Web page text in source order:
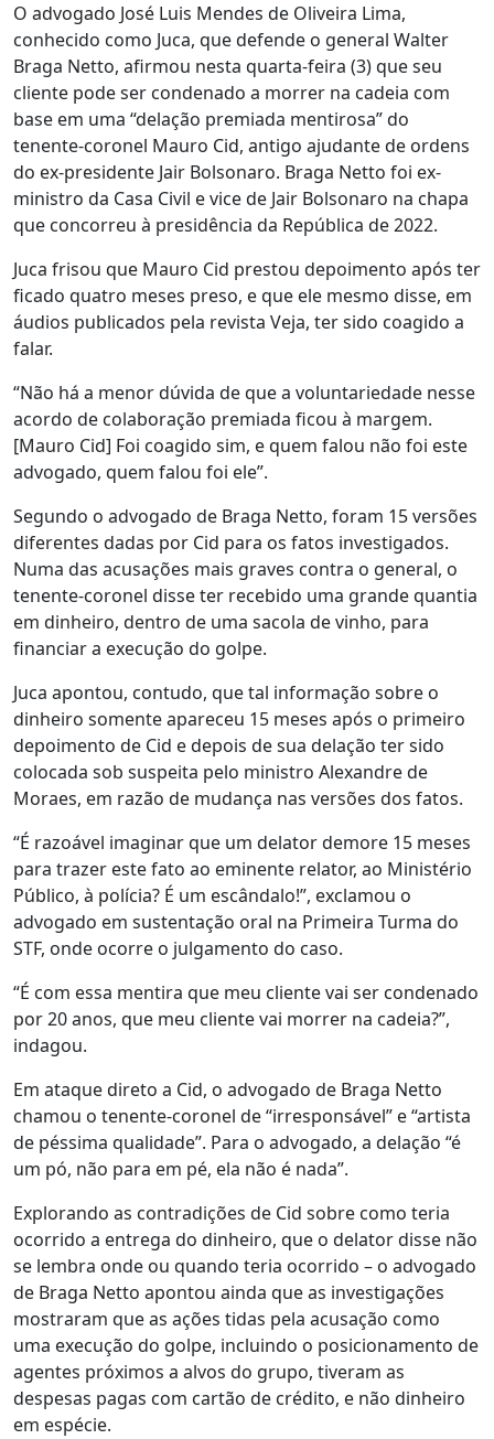
O advogado José Luis Mendes de Oliveira Lima,
conhecido como Juca, que defende o general Walter
Braga Netto, afirmou nesta quarta-feira (3) que seu
cliente pode ser condenado a morrer na cadeia com
base em uma “delação premiada mentirosa” do
tenente-coronel Mauro Cid, antigo ajudante de ordens
do ex-presidente Jair Bolsonaro. Braga Netto foi ex-
ministro da Casa Civil e vice de Jair Bolsonaro na chapa
que concorreu à presidência da República de 2022.
Juca frisou que Mauro Cid prestou depoimento após ter
ficado quatro meses preso, e que ele mesmo disse, em
áudios publicados pela revista Veja, ter sido coagido a
falar.
“Não há a menor dúvida de que a voluntariedade nesse
acordo de colaboração premiada ficou à margem.
[Mauro Cid] Foi coagido sim, e quem falou não foi este
advogado, quem falou foi ele”.
Segundo o advogado de Braga Netto, foram 15 versões
diferentes dadas por Cid para os fatos investigados.
Numa das acusações mais graves contra o general, o
tenente-coronel disse ter recebido uma grande quantia
em dinheiro, dentro de uma sacola de vinho, para
financiar a execução do golpe.
Juca apontou, contudo, que tal informação sobre o
dinheiro somente apareceu 15 meses após o primeiro
depoimento de Cid e depois de sua delação ter sido
colocada sob suspeita pelo ministro Alexandre de
Moraes, em razão de mudança nas versões dos fatos.
“É razoável imaginar que um delator demore 15 meses
para trazer este fato ao eminente relator, ao Ministério
Público, à polícia? É um escândalo!”, exclamou o
advogado em sustentação oral na Primeira Turma do
STF, onde ocorre o julgamento do caso.
“É com essa mentira que meu cliente vai ser condenado
por 20 anos, que meu cliente vai morrer na cadeia?”,
indagou.
Em ataque direto a Cid, o advogado de Braga Netto
chamou o tenente-coronel de “irresponsável” e “artista
de péssima qualidade”. Para o advogado, a delação “é
um pó, não para em pé, ela não é nada”.
Explorando as contradições de Cid sobre como teria
ocorrido a entrega do dinheiro, que o delator disse não
se lembra onde ou quando teria ocorrido – o advogado
de Braga Netto apontou ainda que as investigações
mostraram que as ações tidas pela acusação como
uma execução do golpe, incluindo o posicionamento de
agentes próximos a alvos do grupo, tiveram as
despesas pagas com cartão de crédito, e não dinheiro
em espécie.